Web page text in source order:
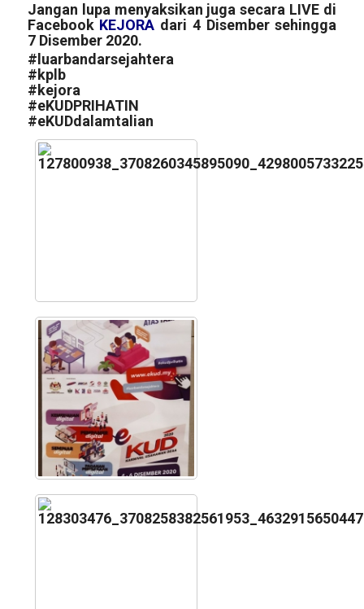
Jangan lupa menyaksikan juga secara LIVE di
Facebook KEJORA dari 4 Disember sehingga
7 Disember 2020.
# luarbandarsejahtera
#kplb
#kejora
#eKUDPRIHATIN
#eKUDdalamtalian